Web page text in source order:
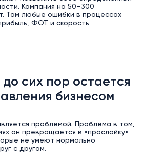
Компания на 50–300
Там любые ошибки в процессах
ФОТ и скорость
до сих пор остается
бизнесом
проблемой. Проблема в том,
он превращается в «прослойку»
не умеют нормально
с другом.